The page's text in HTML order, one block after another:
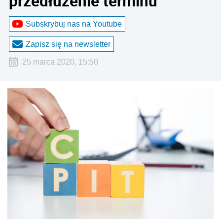
Subskrybuj nas na Youtube
Zapisz się na newsletter
25 marca 2020, 15:50